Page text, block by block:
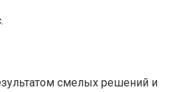
смелых решений и